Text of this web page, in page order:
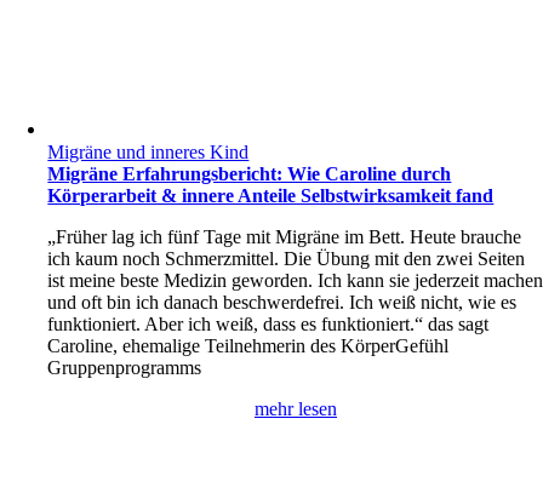
Migräne und inneres Kind
Migräne Erfahrungsbericht: Wie Caroline durch
Körperarbeit & innere Anteile Selbstwirksamkeit fand
„Früher lag ich fünf Tage mit Migräne im Bett. Heute brauche
ich kaum noch Schmerzmittel. Die Übung mit den zwei Seiten
ist meine beste Medizin geworden. Ich kann sie jederzeit machen
und oft bin ich danach beschwerdefrei. Ich weiß nicht, wie es
funktioniert. Aber ich weiß, dass es funktioniert.“ das sagt
Caroline, ehemalige Teilnehmerin des KörperGefühl
Gruppenprogramms
mehr lesen